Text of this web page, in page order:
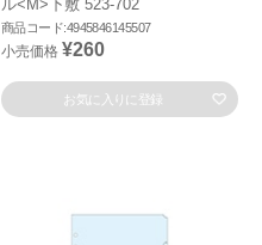
ル<M>下敷 523-702
商品コード:4945846145507
小売価格 ¥260
お気に入りに登録